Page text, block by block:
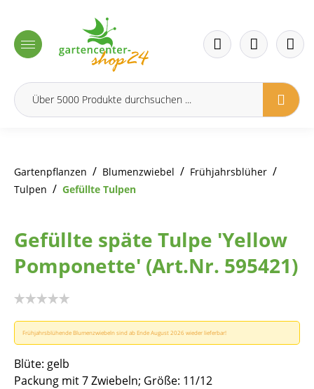
Gartenpflanzen / Blumenzwiebel / Frühjahrsblüher /
Tulpen / Gefüllte Tulpen
Gefüllte späte Tulpe 'Yellow
Pomponette' (Art.Nr. 595421)
Frühjahrsblühende Blumenzwiebeln sind ab Ende August 2026 wieder lieferbar!
Blüte: gelb
Packung mit 7 Zwiebeln; Größe: 11/12